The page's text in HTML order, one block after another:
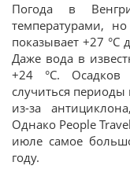
Погода в
температурами,
показывает +27 °С
Даже вода в
+24 °С. Осадков
случиться
из-за
Однако People
июле самое
году.